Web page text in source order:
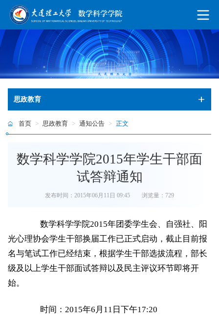
思政教育
首页 > 思政教育 > 通知公告 > 正文
数学科学学院2015年学生干部面
试答辩通知
发布时间：2015年06月11日 09:45 浏览量： 729
数学科学学院2015年团委学生会、自强社、阳
光心理协会学生干部换届工作已正式启动，截止目前报
名与笔试工作已经结束，根据学生干部选拔流程，部长
级及以上学生干部面试答辩以及民主评议环节即将开
始。
时间：2015年6月11日下午17:20